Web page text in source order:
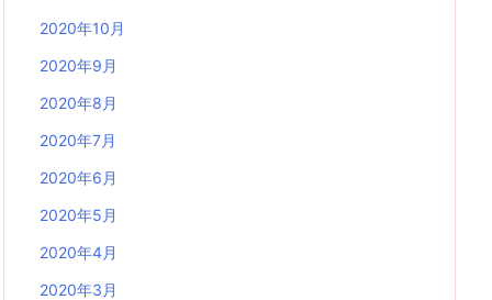
2020年10月
2020年9月
2020年8月
2020年7月
2020年6月
2020年5月
2020年4月
2020年3月